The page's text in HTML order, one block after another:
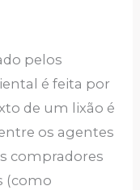
pelos
é feita por
de um lixão é
os agentes
compradores
(como